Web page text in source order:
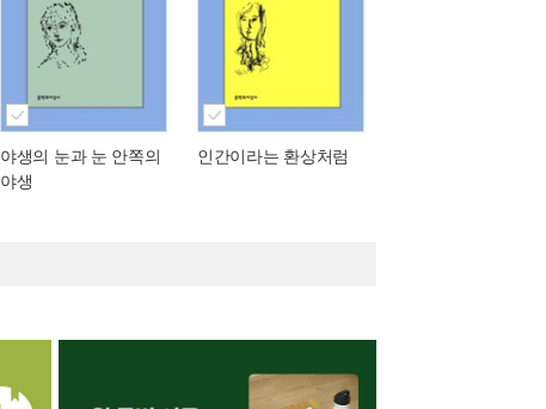
야생의 눈과 눈 안쪽의
야생
인간이라는 환상처럼